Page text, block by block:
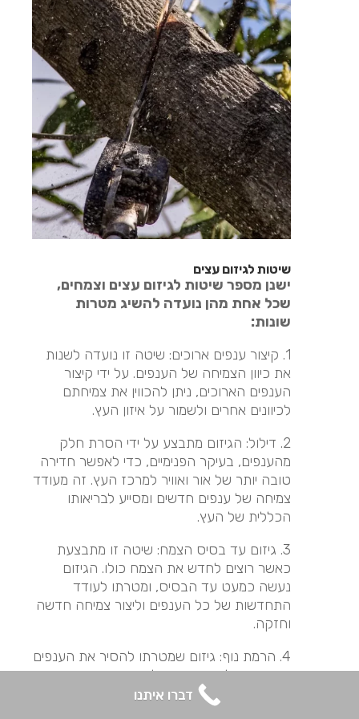
שיטות לגיזום עצים
ישנן מספר שיטות לגיזום עצים וצמחים,
שכל אחת מהן נועדה להשיג מטרות
שונות:
1. קיצור ענפים ארוכים: שיטה זו נועדה לשנות
את כיוון הצמיחה של הענפים. על ידי קיצור
הענפים הארוכים, ניתן להכווין את צמיחתם
לכיוונים אחרים ולשמור על איזון העץ.
2. דילול: הגיזום מתבצע על ידי הסרת חלק
מהענפים, בעיקר הפנימיים, כדי לאפשר חדירה
טובה יותר של אור ואוויר למרכז העץ. זה מעודד
צמיחה של ענפים חדשים ומסייע לבריאותו
הכללית של העץ.
3. גיזום עד בסיס הצמח: שיטה זו מתבצעת
כאשר רוצים לחדש את הצמח כולו. הגיזום
נעשה כמעט עד הבסיס, ומטרתו לעודד
התחדשות של כל הענפים וליצור צמיחה חדשה
וחזקה.
4. הרמת נוף: גיזום שמטרתו להסיר את הענפים
הנמוכים של העץ, ובכך להגביה את כיפת העץ
(הנוף). פעולה זו מקלה על תנועת אנשים וכלי
רכב מתחת לעץ והיא גם מאפשרת יותר אור
דברו איתנו